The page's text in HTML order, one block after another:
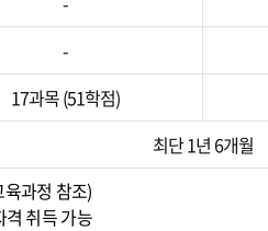
-
17과목 (51학점)
최단 1년 6개월
과정 참조)
취득 가능